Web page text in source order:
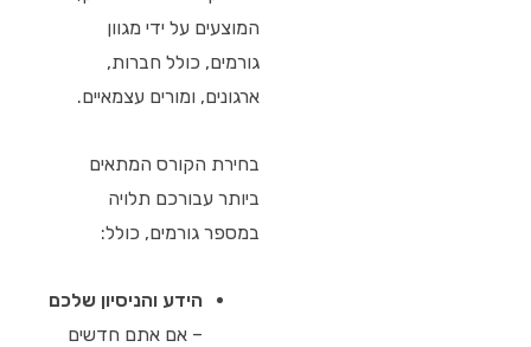
המוצעים על ידי מגוון
גורמים, כולל חברות,
ארגונים, ומורים עצמאיים.
בחירת הקורס המתאים
ביותר עבורכם תלויה
במספר גורמים, כולל:
הידע והניסיון שלכם
– אם אתם חדשים